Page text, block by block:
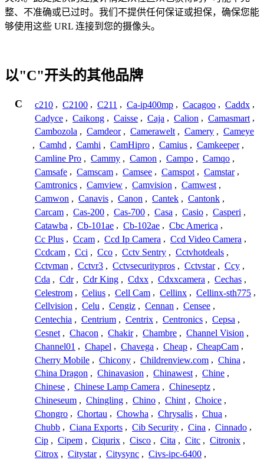
整、不准确或已过时。我们不提供任何保证或担保，确保您能
够使用这些 URL 连接到您的摄像头。
以"C"开头的其他品牌
C c210 , C2100 , C211 , Ca-ip400mp , Cacagoo , Caddx ,
Cadyce , Caikong , Caisse , Caja , Calion , Camasmart ,
Cambozola , Camdeor , Camerawelt , Camery , Cameye
, Camhd , Camhi , CamHipro , Camius , Camkeeper ,
Camline Pro , Cammy , Camon , Campo , Camqo ,
Camsafe , Camscam , Camsee , Camspot , Camstar ,
Camtronics , Camview , Camvision , Camwest ,
Camwon , Canavis , Canon , Cantek , Cantonk ,
Carcam , Cas-200 , Cas-700 , Casa , Casio , Casperi ,
Catawba , Cb-101ae , Cb-102ae , Cbc America ,
Cc Plus , Ccam , Ccd Ip Camera , Ccd Video Camera ,
Ccdcam , Cci , Cco , Cctv Sentry , Cctvhotdeals ,
Cctvman , Cctvr3 , Cctvsecuritypros , Cctvstar , Ccy ,
Cda , Cdr , Cdr King , Cdxx , Cdxxcamera , Cechas ,
Celestrom , Celius , Cell Cam , Cellinx , Cellinx-sth775 ,
Cellvision , Celu , Cengiz , Cennan , Censee ,
Centechia , Centrium , Centrix , Centronics , Cepsa ,
Cesnet , Chacon , Chakir , Chambre , Channel Vision ,
Channel01 , Chapel , Chavega , Cheap , CheapCam ,
Cherry Mobile , Chicony , Childrenview.com , China ,
China Dragon , Chinavasion , Chinawest , Chine ,
Chinese , Chinese Lamp Camera , Chineseptz ,
Chineseum , Chingling , Chino , Chint , Choice ,
Chongro , Chortau , Chowha , Chrysalis , Chua ,
Chubb , Ciana Exports , Cib Security , Cina , Cinnado ,
Cip , Cipem , Ciqurix , Cisco , Cita , Citc , Citronix ,
Citrox , Citystar , Citysync , Civs-ipc-6400 ,